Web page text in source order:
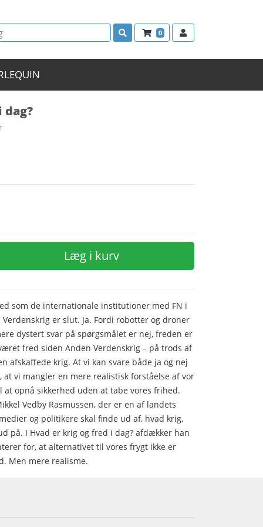
0
dag?
Læg i kurv
som de internationale institutioner med FN i
er slut. Ja. Fordi robotter og droner
dystert svar på spørgsmålet er nej, freden er
fred siden Anden Verdenskrig – på trods af
afskaffede krig. At vi kan svare både ja og nej
vi mangler en mere realistisk forståelse af vor
opnå sikkerhed uden at tabe vores frihed.
Vedby Rasmussen, der er en af landets
og politikere skal finde ud af, hvad krig,
på. I Hvad er krig og fred i dag? afdækker han
for, at alternativet til vores frygt ikke er
Men mere realisme.